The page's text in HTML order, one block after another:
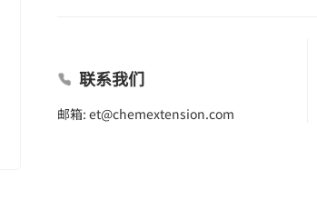
联系我们
邮箱: et@chemextension.com